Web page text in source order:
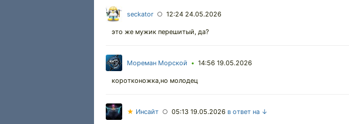
seckator ○ 12:24 24.05.2026
это же мужик перешитый, да?
Мореман Морской • 14:56 19.05.2026
коротконожка,но молодец
★ Инсайт ○ 05:13 19.05.2026 в ответ на ↓